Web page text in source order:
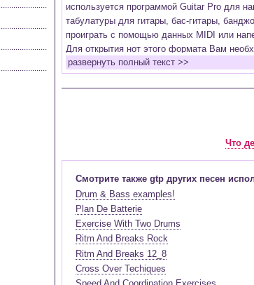
используется программой Guitar Pro для
табулатуры для гитары, бас-гитары,
проиграть с помощью данных MIDI или
Для открытия нот этого формата Вам
(желательно, последней версии). Скачать
бесплатную версию на руском языке (
Запись музыкальных произведений для
в виде табулатур или нотной графики
Создание произведений для духовых,
Создание партий для барабанов и
Интеграция текста песен в ноты и
Встроенный определитель и визуализатор
Экспортирование музыкальных партитур
к печати;
Импортирование из MIDI, ASCII,MusicXML,
Виртуальный гитарный гриф, клавиатура
ноты, проигрываемые в текущий момент.
развернуть полный текст >>
Что
Смотрите также gtp других песен
Drum & Bass examples!
Plan De Batterie
Exercise With Two Drums
Ritm And Breaks Rock
Ritm And Breaks 12_8
Cross Over Techiques